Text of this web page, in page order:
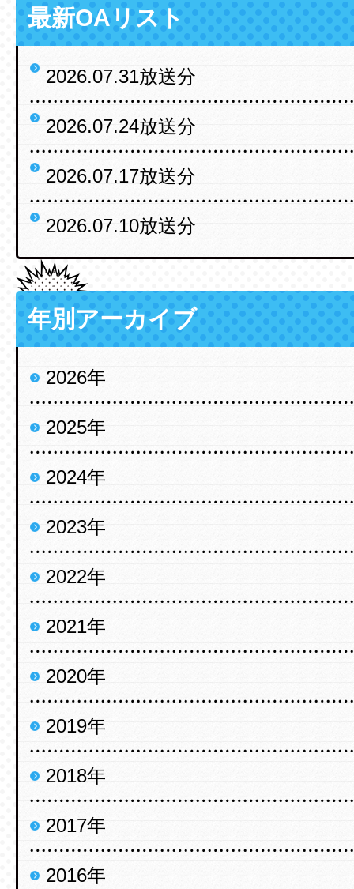
最新OAリスト
2026.07.31放送分
2026.07.24放送分
2026.07.17放送分
2026.07.10放送分
年別アーカイブ
2026年
2025年
2024年
2023年
2022年
2021年
2020年
2019年
2018年
2017年
2016年